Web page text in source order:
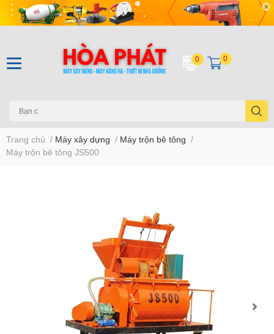
0 0
Trang chủ / Máy xây dựng / Máy trộn bê tông /
Máy trộn bê tông JS500